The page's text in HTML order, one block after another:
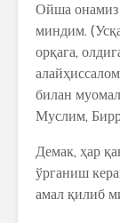
Ойша онамиз
миндим.
орқага,
билан
Муслим,
Демак, ҳар
ўрганиш
амал қилиб